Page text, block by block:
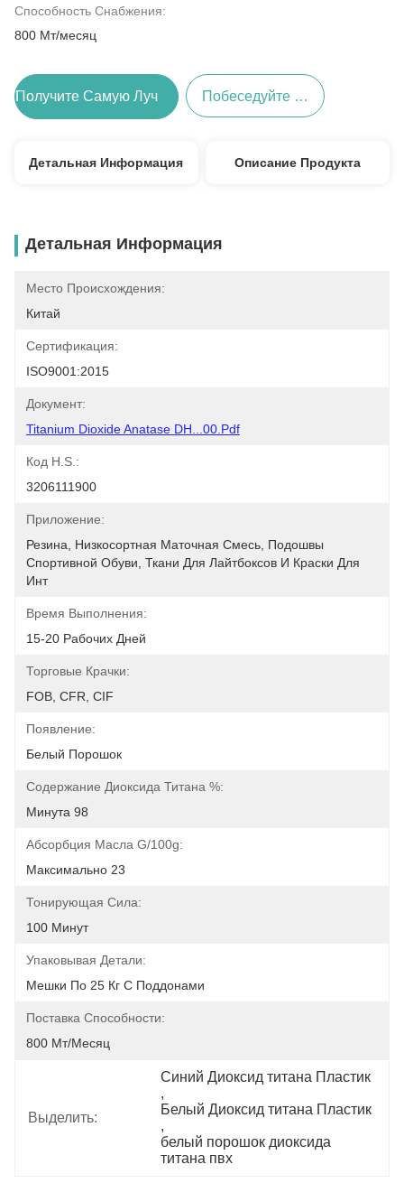
Способность Снабжения:
800 Мт/месяц
Побеседуйте Теперь
Детальная Информация Описание Продукта
Детальная Информация
Место Происхождения:
Китай
Сертификация:
ISO9001:2015
Документ:
Titanium Dioxide Anatase DH...00.pdf
Код H.S.:
3206111900
Приложение:
Резина, Низкосортная Маточная Смесь, Подошвы
Спортивной Обуви, Ткани Для Лайтбоксов И Краски Для
Инт
Время Выполнения:
15-20 Рабочих Дней
Торговые Крачки:
FOB, CFR, CIF
Появление:
Белый Порошок
Содержание Диоксида Титана %:
Минута 98
Абсорбция Масла G/100g:
Максимально 23
Тонирующая Сила:
100 Минут
Упаковывая Детали:
Мешки По 25 Кг С Поддонами
Поставка Способности:
800 Мт/месяц
Выделить:
Синий Диоксид титана Пластик
,
Белый Диоксид титана Пластик
,
белый порошок диоксида
титана пвх